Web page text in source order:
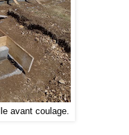
avant coulage.